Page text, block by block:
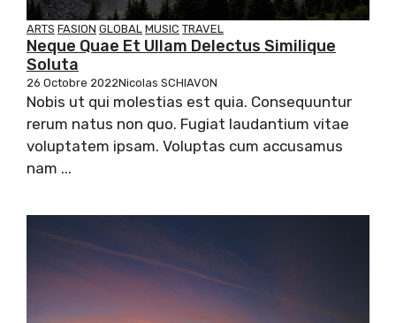
ARTS FASION GLOBAL MUSIC TRAVEL
Neque Quae Et Ullam Delectus Similique
Soluta
26 Octobre 2022Nicolas SCHIAVON
Nobis ut qui molestias est quia. Consequuntur
rerum natus non quo. Fugiat laudantium vitae
voluptatem ipsam. Voluptas cum accusamus
nam ...